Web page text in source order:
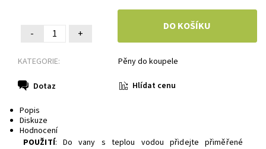
- +
KATEGORIE: Pěny do koupele
Dotaz Hlídat cenu
Popis
Diskuze
Hodnocení
POUŽITÍ: Do vany s teplou vodou přidejte přiměřené